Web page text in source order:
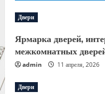
Двери
Ярмарка дверей,
межкомнатных
admin 11 апреля, 2026
Двери